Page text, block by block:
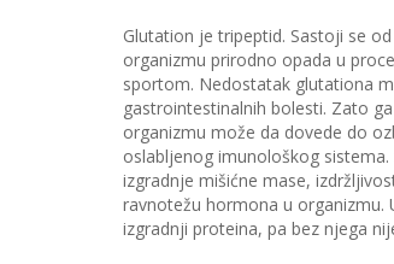
Glutation je tripeptid. Sastoji se
organizmu prirodno opada u
sportom. Nedostatak glutationa
gastrointestinalnih bolesti. Zato
organizmu može da dovede do
oslabljenog imunološkog
izgradnje mišićne mase,
ravnotežu hormona u organizmu.
izgradnji proteina, pa bez njega